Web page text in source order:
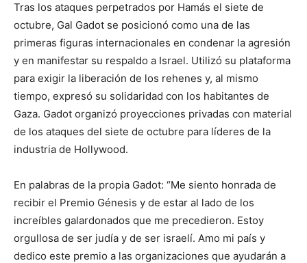
Tras los ataques perpetrados por Hamás el siete de
octubre, Gal Gadot se posicionó como una de las
primeras figuras internacionales en condenar la agresión
y en manifestar su respaldo a Israel. Utilizó su plataforma
para exigir la liberación de los rehenes y, al mismo
tiempo, expresó su solidaridad con los habitantes de
Gaza. Gadot organizó proyecciones privadas con material
de los ataques del siete de octubre para líderes de la
industria de Hollywood.
En palabras de la propia Gadot: “Me siento honrada de
recibir el Premio Génesis y de estar al lado de los
increíbles galardonados que me precedieron. Estoy
orgullosa de ser judía y de ser israelí. Amo mi país y
dedico este premio a las organizaciones que ayudarán a